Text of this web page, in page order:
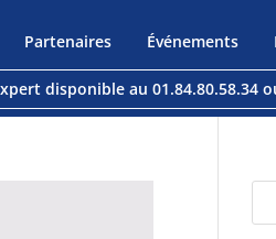
Partenaires Événements
disponible au 01.84.80.58.34